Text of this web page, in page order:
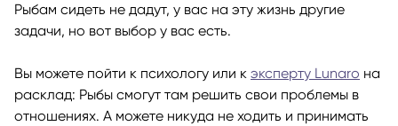
Рыбам сидеть не дадут, у вас на эту жизнь другие
задачи, но вот выбор у вас есть.
Вы можете пойти к психологу или к эксперту Lunaro на
расклад: Рыбы смогут там решить свои проблемы в
отношениях. А можете никуда не ходить и принимать